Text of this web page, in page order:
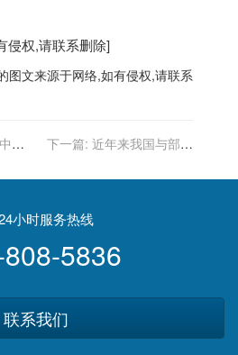
侵权,请联系删除]
图文来源于网络,如有侵权,请联系
国
及行
下一篇: 近年来我国与部分
政策汇总
小时服务热线
5836
联系我们